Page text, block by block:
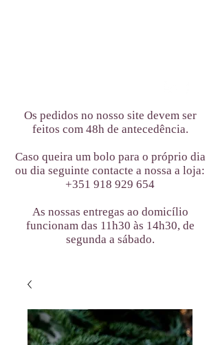
Os pedidos no nosso site devem ser
feitos com 48h de antecedência.
Caso queira um bolo para o próprio dia
ou dia seguinte contacte a nossa a loja:
+351 918 929 654
As nossas entregas ao domicílio
funcionam das 11h30 às 14h30, de
segunda a sábado.